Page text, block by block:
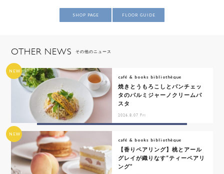
SHOP PAGE FLOOR GUIDE
OTHER NEWS その他のニュース
NEW
café & books bibliothèque
焼きとうもろこしとパンチェッ
タのパルミジャーノクリームパ
スタ
2026.8.07 Fri
NEW
café & books bibliothèque
【香りペアリング】桃とアール
グレイが織りなす“ティーペアリ
ング”